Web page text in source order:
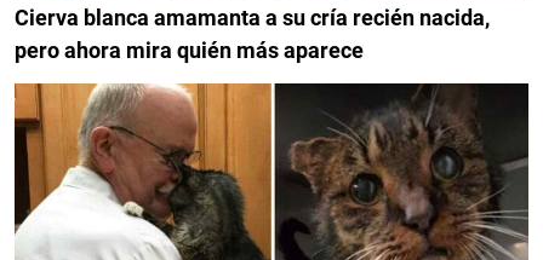
Cierva blanca amamanta a su cría recién nacida,
pero ahora mira quién más aparece